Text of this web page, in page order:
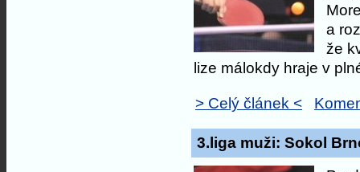
a
že
lize málokdy hraje v
> Celý článek <
3.liga muži: Sokol